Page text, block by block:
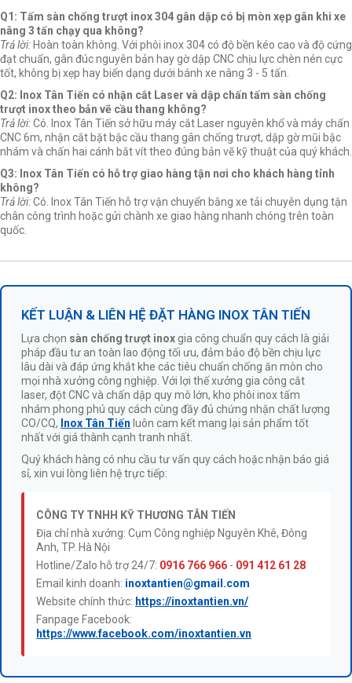
Q1: Tấm sàn chống trượt inox 304 gân dập có bị mòn xẹp gân khi xe
nâng 3 tấn chạy qua không?
Trả lời:Hoàn toàn không. Với phôi inox 304 có độ bền kéo cao và độ cứng
đạt chuẩn, gân đúc nguyên bản hay gờ dập CNC chịu lực chèn nén cực
tốt, không bị xẹp hay biến dạng dưới bánh xe nâng 3 - 5 tấn.
Q2: Inox Tân Tiến có nhận cắt Laser và dập chấn tấm sàn chống
trượt inox theo bản vẽ cầu thang không?
Trả lời:Có. Inox Tân Tiến sở hữu máy cắt Laser nguyên khổ và máy chấn
CNC 6m, nhận cắt bặt bậc cầu thang gân chống trượt, dập gờ mũi bậc
nhám và chấn hai cánh bắt vít theo đúng bản vẽ kỹ thuật của quý khách.
Q3: Inox Tân Tiến có hỗ trợ giao hàng tận nơi cho khách hàng tỉnh
không?
Trả lời:Có. Inox Tân Tiến hỗ trợ vận chuyển bằng xe tải chuyên dụng tận
chân công trình hoặc gửi chành xe giao hàng nhanh chóng trên toàn
quốc.
KẾT LUẬN & LIÊN HỆ ĐẶT HÀNG INOX TÂN TIẾN
Lựa chọn sàn chống trượt inoxgia công chuẩn quy cách là giải
pháp đầu tư an toàn lao động tối ưu, đảm bảo độ bền chịu lực
lâu dài và đáp ứng khắt khe các tiêu chuẩn chống ăn mòn cho
mọi nhà xưởng công nghiệp. Với lợi thế xưởng gia công cắt
laser, đột CNC và chấn dập quy mô lớn, kho phôi inox tấm
nhám phong phú quy cách cùng đầy đủ chứng nhận chất lượng
CO/CQ, Inox Tân Tiến luôn cam kết mang lại sản phẩm tốt
nhất với giá thành cạnh tranh nhất.
Quý khách hàng có nhu cầu tư vấn quy cách hoặc nhận báo giá
sỉ, xin vui lòng liên hệ trực tiếp:
CÔNG TY TNHH KỸ THƯƠNG TÂN TIẾN
Địa chỉ nhà xưởng: Cụm Công nghiệp Nguyên Khê, Đông
Anh, TP. Hà Nội
Hotline/Zalo hỗ trợ 24/7: 0916 766 966 - 091 412 61 28
Email kinh doanh: inoxtantien@gmail.com
Website chính thức: https://inoxtantien.vn/
Fanpage Facebook:
https://www.facebook.com/inoxtantien.vn